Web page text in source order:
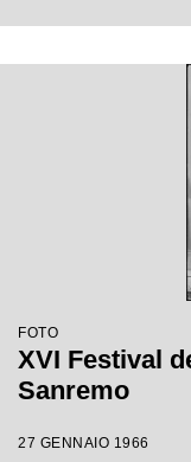
FOTO
XVI Festival
Sanremo
27 GENNAIO 1966